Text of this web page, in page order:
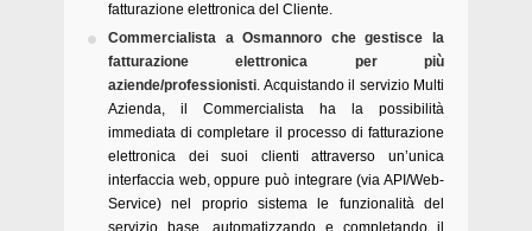
fatturazione elettronica del Cliente.
Commercialista a Osmannoro che gestisce la
fatturazione elettronica per più
aziende/professionisti. Acquistando il servizio Multi
Azienda, il Commercialista ha la possibilità
immediata di completare il processo di fatturazione
elettronica dei suoi clienti attraverso un’unica
interfaccia web, oppure può integrare (via API/Web-
Service) nel proprio sistema le funzionalità del
servizio base, automatizzando e completando il